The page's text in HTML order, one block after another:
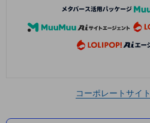
コーポレートサイト